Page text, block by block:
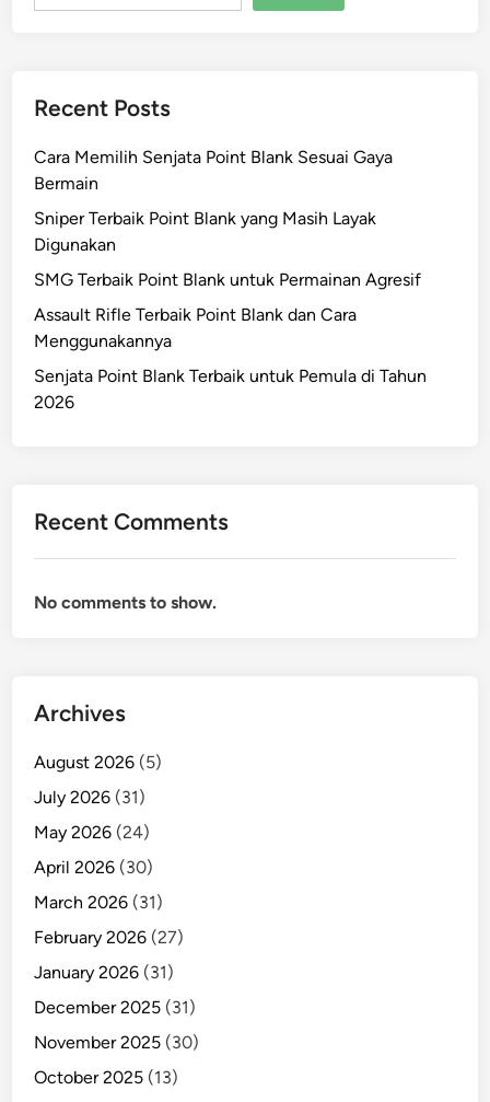
Recent Posts
Cara Memilih Senjata Point Blank Sesuai Gaya
Bermain
Sniper Terbaik Point Blank yang Masih Layak
Digunakan
SMG Terbaik Point Blank untuk Permainan Agresif
Assault Rifle Terbaik Point Blank dan Cara
Menggunakannya
Senjata Point Blank Terbaik untuk Pemula di Tahun
2026
Recent Comments
No comments to show.
Archives
August 2026 (5)
July 2026 (31)
May 2026 (24)
April 2026 (30)
March 2026 (31)
February 2026 (27)
January 2026 (31)
December 2025 (31)
November 2025 (30)
October 2025 (13)